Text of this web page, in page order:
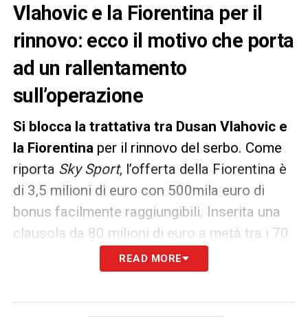
Vlahovic e la Fiorentina per il
rinnovo: ecco il motivo che porta
ad un rallentamento
sull’operazione
Si blocca la trattativa tra Dusan Vlahovic e
la Fiorentina per il rinnovo del serbo. Come
riporta Sky Sport, l’offerta della Fiorentina è
di 3,5 milioni di euro con 500mila euro di
bonus facilmente raggiungibili. Inserita una
clausola da 80 milioni di euro a metà tra i 70
chiesti dal giocatore e dai 100 richiesti dalla
READ MORE